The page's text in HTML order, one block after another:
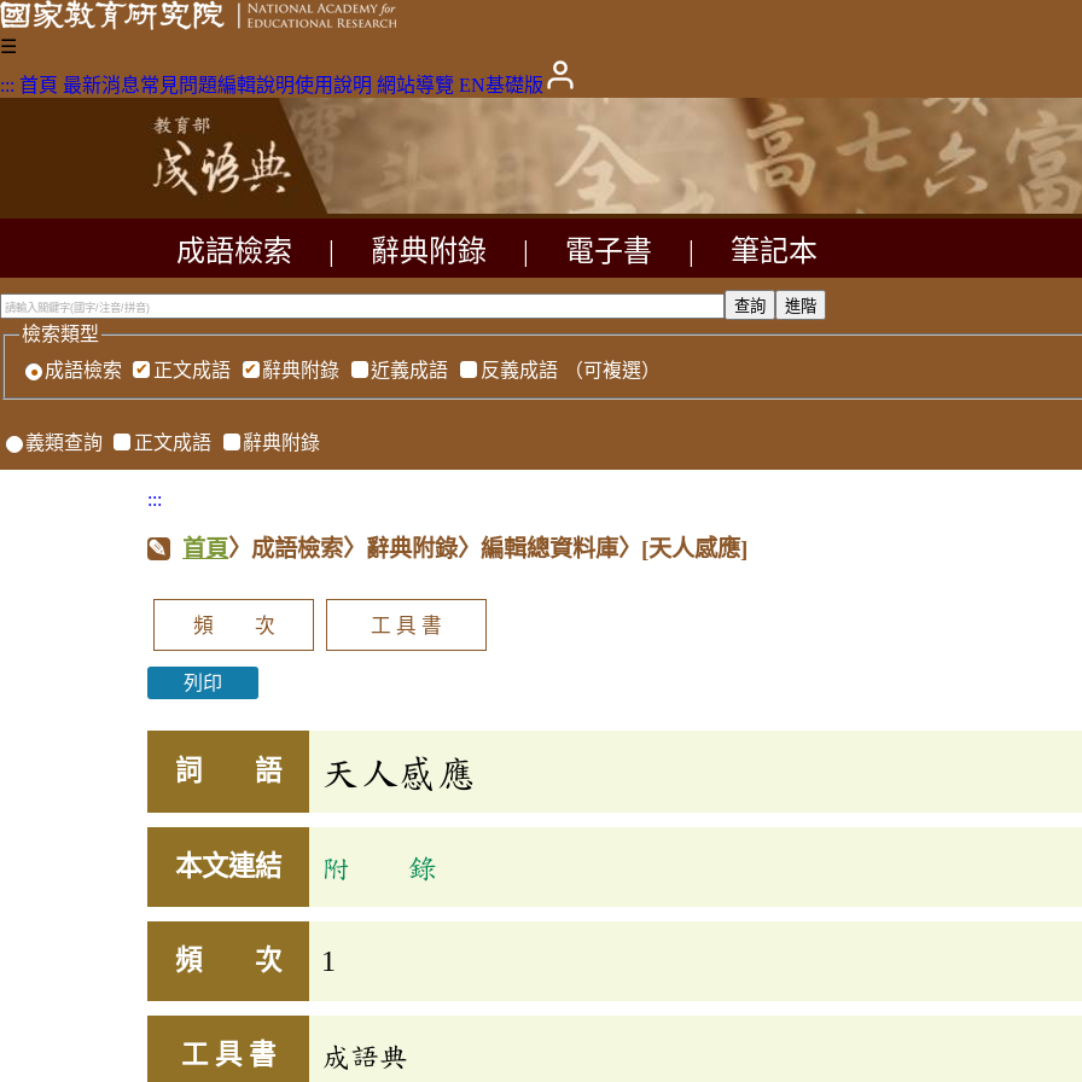
☰
::: 首頁 最新消息常見問題編輯說明使用說明 網站導覽 EN基礎版
成語檢索 辭典附錄 電子書 筆記本
檢索類型
成語檢索
正文成語 辭典附錄 近義成語 反義成語 （可複選）
義類查詢 正文成語 辭典附錄
:::
首頁〉成語檢索〉辭典附錄〉編輯總資料庫〉 [天人感應]
頻 次 工 具 書
列印
詞 語 天人感應
本文連結 附 錄
頻 次 1
工 具 書 成語典